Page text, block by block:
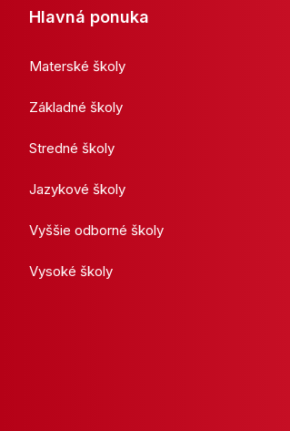
Hlavná ponuka
Materské školy
Základné školy
Stredné školy
Jazykové školy
Vyššie odborné školy
Vysoké školy